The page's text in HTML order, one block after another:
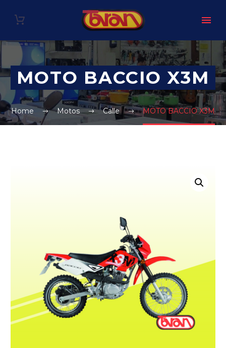
MOTO BACCIO X3M
Home Motos Calle MOTO BACCIO X3M